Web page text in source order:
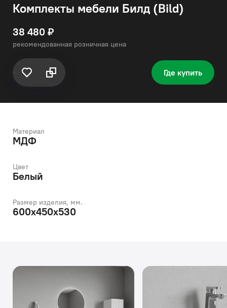
Комплекты мебели Билд (Bild)
38 480 ₽
рекомендованная розничная цена
Где купить
Материал
МДФ
Цвет
Белый
Размер изделия, мм.
600х450х530